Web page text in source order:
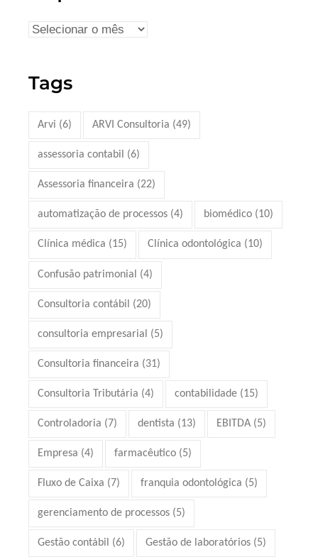
Tags
Arvi (6) ARVI Consultoria (49)
assessoria contabil (6)
Assessoria financeira (22)
automatização de processos (4) biomédico (10)
Clínica médica (15) Clínica odontológica (10)
Confusão patrimonial (4)
Consultoria contábil (20)
consultoria empresarial (5)
Consultoria financeira (31)
Consultoria Tributária (4) contabilidade (15)
Controladoria (7) dentista (13) EBITDA (5)
Empresa (4) farmacêutico (5)
Fluxo de Caixa (7) franquia odontológica (5)
gerenciamento de processos (5)
Gestão contábil (6) Gestão de laboratórios (5)